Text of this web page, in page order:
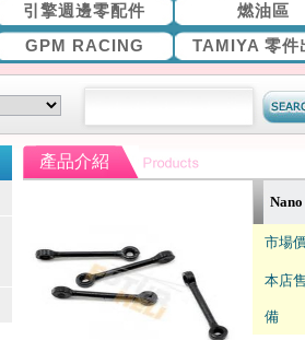
引擎週邊零配件
燃油區
GPM RACING TAMIYA 零件
產品介紹
市場
本店
備